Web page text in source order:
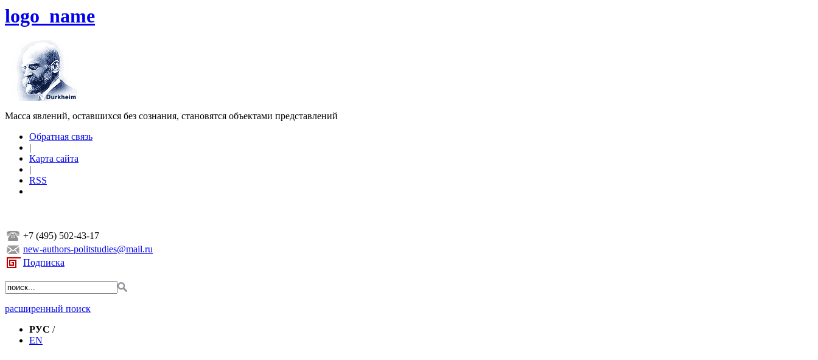
logo_name
Масса явлений, оставшихся без сознания, становятся объектами представлений
Обратная связь
|
Карта сайта
|
RSS
+7 (495) 502-43-17
new-authors-politstudies@mail.ru
Подписка
расширенный поиск
РУС /
EN